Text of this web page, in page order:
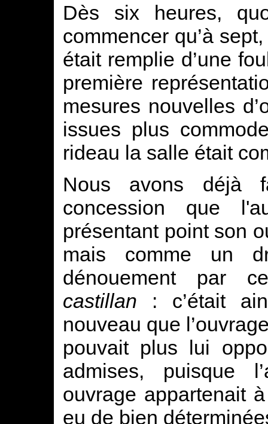
Dès six heures,
commencer qu’à
était remplie d’une
première
mesures nouvelles
issues plus
rideau la salle était
Nous avons déjà
concession que
présentant point son
mais comme un
dénouement par
castillan : c’était
nouveau que
pouvait plus lui
admises, puisque
ouvrage appartenait
eu de bien